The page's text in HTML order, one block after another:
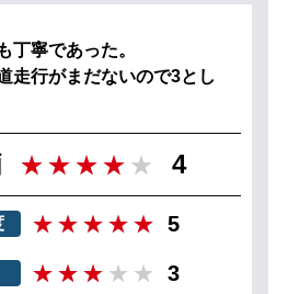
丁寧であった。
走行がまだないので3とし
4
5
3